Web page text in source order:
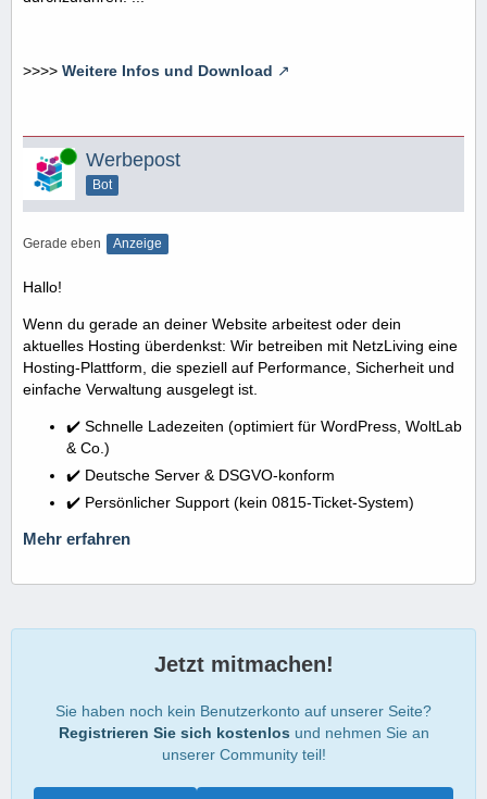
>>>> Weitere Infos und Download
Online Werbepost
Bot
Gerade eben Anzeige
Hallo!
Wenn du gerade an deiner Website arbeitest oder dein
aktuelles Hosting überdenkst: Wir betreiben mit NetzLiving eine
Hosting-Plattform, die speziell auf Performance, Sicherheit und
einfache Verwaltung ausgelegt ist.
✔️ Schnelle Ladezeiten (optimiert für WordPress, WoltLab
& Co.)
✔️ Deutsche Server & DSGVO-konform
✔️ Persönlicher Support (kein 0815-Ticket-System)
Mehr erfahren
Jetzt mitmachen!
Sie haben noch kein Benutzerkonto auf unserer Seite?
Registrieren Sie sich kostenlos und nehmen Sie an
unserer Community teil!